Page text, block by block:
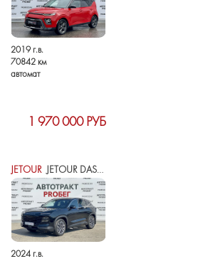
2019 г.в.
70842 км
автомат
1 970 000 РУБ
JETOUR JETOUR DASHING I
2024 г.в.